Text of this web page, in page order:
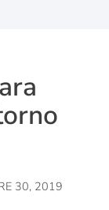
30, 2019